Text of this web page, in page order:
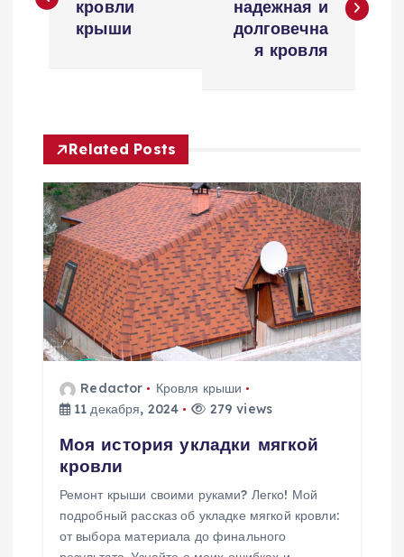
г
а
ц
и
я
п
кровли
крыши
надежная и
долговечна
я кровля
Related Posts
Redactor
Кровля крыши
11 декабря, 2024
279 views
Моя история укладки мягкой
кровли
Ремонт крыши своими руками? Легко! Мой
подробный рассказ об укладке мягкой кровли:
от выбора материала до финального